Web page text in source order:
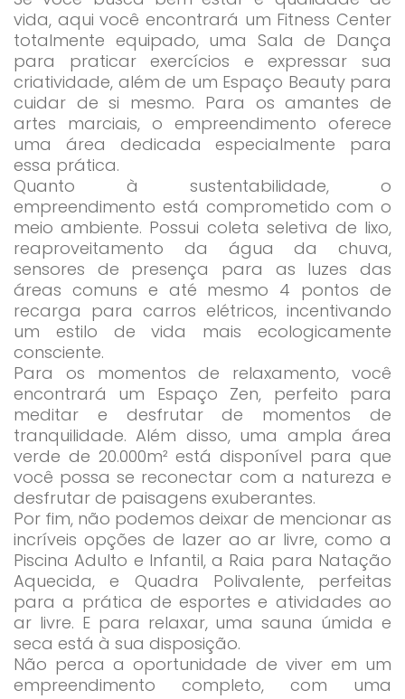
vida, aqui você encontrará um Fitness Center
totalmente equipado, uma Sala de Dança
para praticar exercícios e expressar sua
criatividade, além de um Espaço Beauty para
cuidar de si mesmo. Para os amantes de
artes marciais, o empreendimento oferece
uma área dedicada especialmente para
essa prática.
Quanto à sustentabilidade, o
empreendimento está comprometido com o
meio ambiente. Possui coleta seletiva de lixo,
reaproveitamento da água da chuva,
sensores de presença para as luzes das
áreas comuns e até mesmo 4 pontos de
recarga para carros elétricos, incentivando
um estilo de vida mais ecologicamente
consciente.
Para os momentos de relaxamento, você
encontrará um Espaço Zen, perfeito para
meditar e desfrutar de momentos de
tranquilidade. Além disso, uma ampla área
verde de 20.000m² está disponível para que
você possa se reconectar com a natureza e
desfrutar de paisagens exuberantes.
Por fim, não podemos deixar de mencionar as
incríveis opções de lazer ao ar livre, como a
Piscina Adulto e Infantil, a Raia para Natação
Aquecida, e Quadra Polivalente, perfeitas
para a prática de esportes e atividades ao
ar livre. E para relaxar, uma sauna úmida e
seca está à sua disposição.
Não perca a oportunidade de viver em um
empreendimento completo, com uma